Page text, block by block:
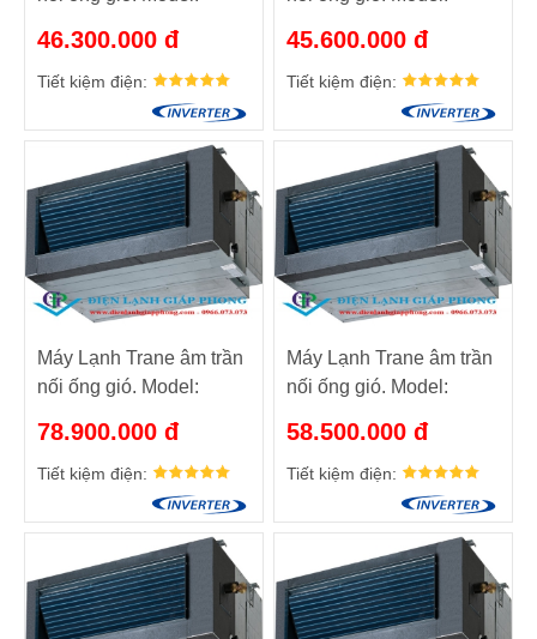
46.300.000 đ
Tiết kiệm điện:
45.600.000 đ
Tiết kiệm điện:
Máy Lạnh Trane âm trần
nối ống gió. Model:
78.900.000 đ
Tiết kiệm điện:
Máy Lạnh Trane âm trần
nối ống gió. Model:
58.500.000 đ
Tiết kiệm điện: